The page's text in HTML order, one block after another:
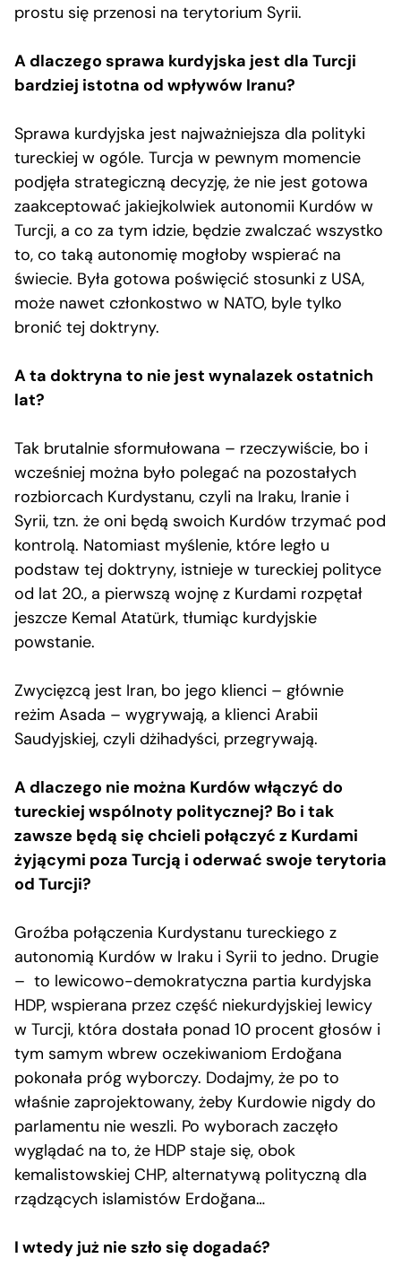
prostu się przenosi na terytorium Syrii.
A dlaczego sprawa kurdyjska jest dla Turcji
bardziej istotna od wpływów Iranu?
Sprawa kurdyjska jest najważniejsza dla polityki
tureckiej w ogóle. Turcja w pewnym momencie
podjęła strategiczną decyzję, że nie jest gotowa
zaakceptować jakiejkolwiek autonomii Kurdów w
Turcji, a co za tym idzie, będzie zwalczać wszystko
to, co taką autonomię mogłoby wspierać na
świecie. Była gotowa poświęcić stosunki z USA,
może nawet członkostwo w NATO, byle tylko
bronić tej doktryny.
A ta doktryna to nie jest wynalazek ostatnich
lat?
Tak brutalnie sformułowana – rzeczywiście, bo i
wcześniej można było polegać na pozostałych
rozbiorcach Kurdystanu, czyli na Iraku, Iranie i
Syrii, tzn. że oni będą swoich Kurdów trzymać pod
kontrolą. Natomiast myślenie, które legło u
podstaw tej doktryny, istnieje w tureckiej polityce
od lat 20., a pierwszą wojnę z Kurdami rozpętał
jeszcze Kemal Atatürk, tłumiąc kurdyjskie
powstanie.
Zwycięzcą jest Iran, bo jego klienci – głównie
reżim Asada – wygrywają, a klienci Arabii
Saudyjskiej, czyli dżihadyści, przegrywają.
A dlaczego nie można Kurdów włączyć do
tureckiej wspólnoty politycznej? Bo i tak
zawsze będą się chcieli połączyć z Kurdami
żyjącymi poza Turcją i oderwać swoje terytoria
od Turcji?
Groźba połączenia Kurdystanu tureckiego z
autonomią Kurdów w Iraku i Syrii to jedno. Drugie
– to lewicowo-demokratyczna partia kurdyjska
HDP, wspierana przez część niekurdyjskiej lewicy
w Turcji, która dostała ponad 10 procent głosów i
tym samym wbrew oczekiwaniom Erdoğana
pokonała próg wyborczy. Dodajmy, że po to
właśnie zaprojektowany, żeby Kurdowie nigdy do
parlamentu nie weszli. Po wyborach zaczęło
wyglądać na to, że HDP staje się, obok
kemalistowskiej CHP, alternatywą polityczną dla
rządzących islamistów Erdoğana…
I wtedy już nie szło się dogadać?